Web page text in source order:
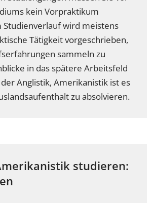
kein Vorpraktikum
Studienverlauf wird meistens
Tätigkeit vorgeschrieben,
sammeln zu
in das spätere Arbeitsfeld
Anglistik, Amerikanistik ist es
zu absolvieren.
studieren: